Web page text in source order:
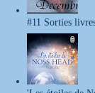
#11 Sorties